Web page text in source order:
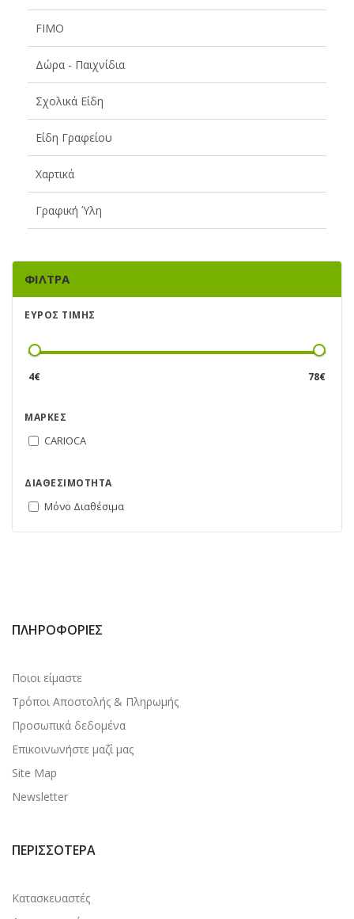
FIMO
Δώρα - Παιχνίδια
Σχολικά Είδη
Είδη Γραφείου
Χαρτικά
Γραφική Ύλη
ΦΊΛΤΡΑ
ΕΎΡΟΣ ΤΙΜΉΣ
4€ 78€
ΜΆΡΚΕΣ
CARIOCA
ΔΙΑΘΕΣΙΜΌΤΗΤΑ
Μόνο Διαθέσιμα
ΠΛΗΡΟΦΟΡΊΕΣ
Ποιοι είμαστε
Τρόποι Αποστολής & Πληρωμής
Προσωπικά δεδομένα
Επικοινωνήστε μαζί μας
Site Map
Newsletter
ΠΕΡΙΣΣΌΤΕΡΑ
Κατασκευαστές